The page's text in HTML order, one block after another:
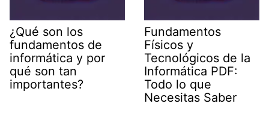
¿Qué son los
fundamentos de
informática y por
qué son tan
importantes?
Fundamentos
Físicos y
Tecnológicos de la
Informática PDF:
Todo lo que
Necesitas Saber